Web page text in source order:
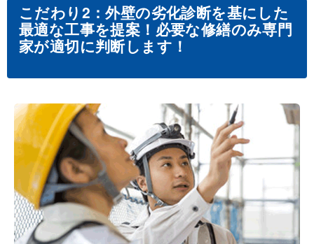
こだわり2：外壁の劣化診断を基にした
最適な工事を提案！必要な修繕のみ専門
家が適切に判断します！